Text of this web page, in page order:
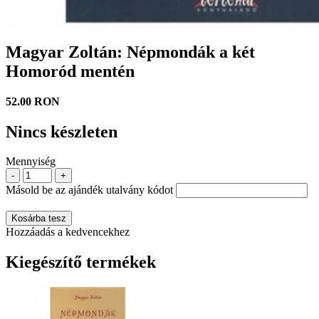
Magyar Zoltán: Népmondák a két
Homoród mentén
52.00 RON
Nincs készleten
Mennyiség
- +
Másold be az ajándék utalvány kódot
Kosárba tesz
Hozzáadás a kedvencekhez
Kiegészítő termékek